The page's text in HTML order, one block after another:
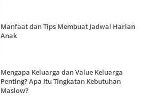
Manfaat dan Tips Membuat Jadwal Harian
Anak
Mengapa Keluarga dan Value Keluarga
Penting? Apa Itu Tingkatan Kebutuhan
Maslow?